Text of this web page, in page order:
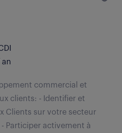
commercial et
clients: - Identifier et
Clients sur votre secteur
Participer activement à